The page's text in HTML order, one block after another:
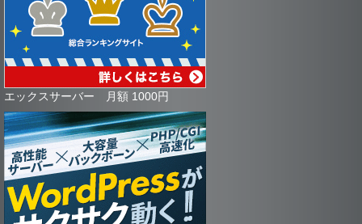
エックスサーバー 月額 1000円